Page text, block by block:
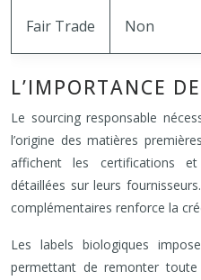
Fair Trade Non
L’IMPORTANCE
Le sourcing responsable
l’origine des matières
affichent les certifications
détaillées sur leurs
complémentaires renforce la
Les labels biologiques
permettant de remonter